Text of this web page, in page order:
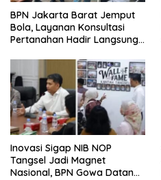
BPN Jakarta Barat Jemput
Bola, Layanan Konsultasi
Pertanahan Hadir Langsung
Inovasi Sigap NIB NOP
Tangsel Jadi Magnet
Nasional, BPN Gowa Datang